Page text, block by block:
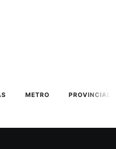
METRO PROVINCIAL